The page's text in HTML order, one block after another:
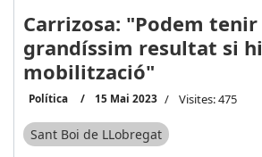
Carrizosa: "Podem tenir
grandíssim resultat si
mobilització"
Política 15 Mai 2023 Visites: 475
Sant Boi de LLobregat